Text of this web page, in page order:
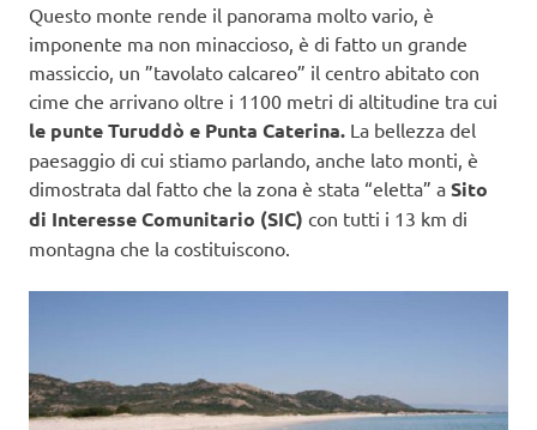
Questo monte rende il panorama molto vario, è
imponente ma non minaccioso, è di fatto un grande
massiccio, un ”tavolato calcareo” il centro abitato con
cime che arrivano oltre i 1100 metri di altitudine tra cui
le punte Turuddò e Punta Caterina. La bellezza del
paesaggio di cui stiamo parlando, anche lato monti, è
dimostrata dal fatto che la zona è stata “eletta” a Sito
di Interesse Comunitario (SIC) con tutti i 13 km di
montagna che la costituiscono.